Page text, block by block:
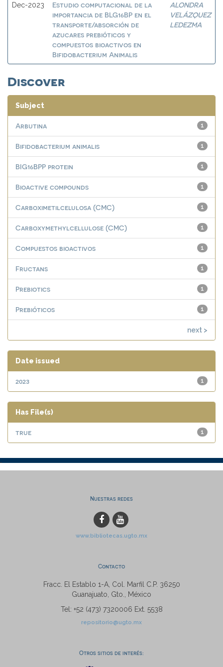
Dec-2023
Estudio computacional de la
importancia de BLG16BP en el
transporte/absorción de
azucares prebióticos y
compuestos bioactivos en
Bifidobacterium Animalis
ALONDRA
VELÁZQUEZ
LEDEZMA
Discover
Subject
1
Arbutina
1
Bifidobacterium animalis
1
BIG16BPP protein
1
Bioactive compounds
1
Carboximetilcelulosa (CMC)
1
Carboxymethylcellulose (CMC)
1
Compuestos bioactivos
1
Fructans
1
Prebiotics
1
Prebióticos
next >
Date issued
1
2023
Has File(s)
1
true
Nuestras redes
www.bibliotecas.ugto.mx
Contacto
Fracc. El Establo 1-A, Col. Marfil C.P. 36250
Guanajuato, Gto., México
Tel: +52 (473) 7320006 Ext. 5538
repositorio@ugto.mx
Otros sitios de interés: